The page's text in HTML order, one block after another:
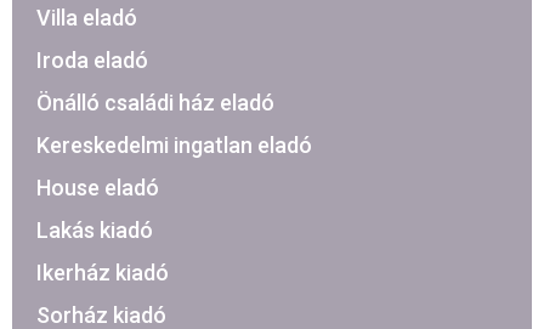
Villa eladó
Iroda eladó
Önálló családi ház eladó
Kereskedelmi ingatlan eladó
House eladó
Lakás kiadó
Ikerház kiadó
Sorház kiadó